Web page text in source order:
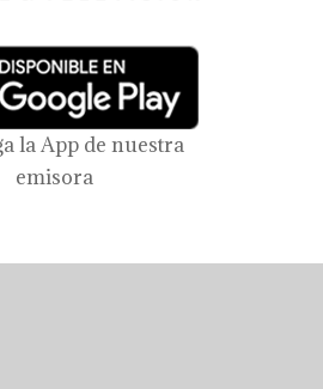
la App de nuestra
emisora